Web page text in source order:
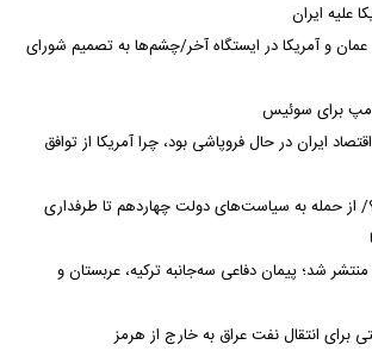
علیه ایران
عمان و آمریکا در ایستگاه آخر/چشم‌ها به تصمیم شورای
برای سوئیس
ایران در حال فروپاشی بود، چرا آمریکا از توافق
از حمله به سیاست‌های دولت چهاردهم تا طرفداری
شد؛ پیمان دفاعی سه‌جانبه ترکیه، عربستان و
برای انتقال نفت عراق به خارج از هرمز